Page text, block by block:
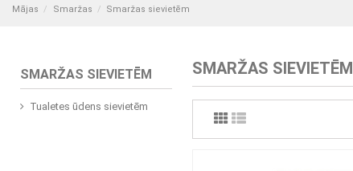
Mājas Smaržas Smaržas sievietēm
SMARŽAS SIEVIETĒM
SMARŽAS SIEVIETĒM
Tualetes ūdens sievietēm